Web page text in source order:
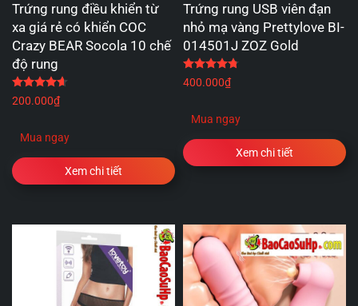
Trứng rung điều khiển từ
xa giá rẻ có khiển COC
Crazy BEAR Socola 10 chế
độ rung
5 sao
200.000₫
Mua ngay
Xem chi tiết
Trứng rung USB viên đạn
nhỏ mạ vàng Prettylove BI-
014501J ZOZ Gold
400.000₫
Mua ngay
Xem chi tiết